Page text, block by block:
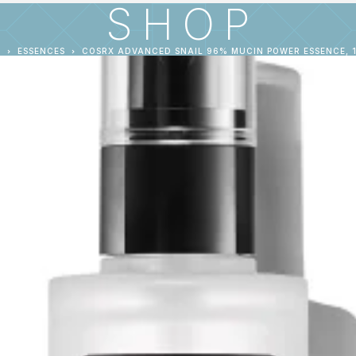
SHOP
ESSENCES COSRX ADVANCED SNAIL 96% MUCIN POWER ESSENCE,